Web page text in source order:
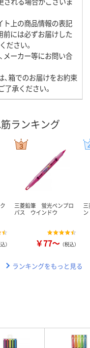
ト上の商品情報の表記
前には必ずお届けした
ださい。
メーカー等にお問い合
、箱でのお届けをお約束
承ください。
筋ランキング
）
三菱鉛筆 蛍光ペンプロ
パス ウインドウ
￥77～ （税込）
ランキングをもっと見る